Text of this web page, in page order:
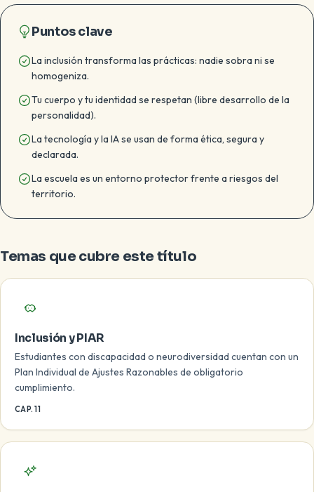
Puntos clave
La inclusión transforma las prácticas: nadie sobra ni se
homogeniza.
Tu cuerpo y tu identidad se respetan (libre desarrollo de la
personalidad).
La tecnología y la IA se usan de forma ética, segura y
declarada.
La escuela es un entorno protector frente a riesgos del
territorio.
Temas que cubre este título
Inclusión y PIAR
Estudiantes con discapacidad o neurodiversidad cuentan con un
Plan Individual de Ajustes Razonables de obligatorio
cumplimiento.
CAP. 11